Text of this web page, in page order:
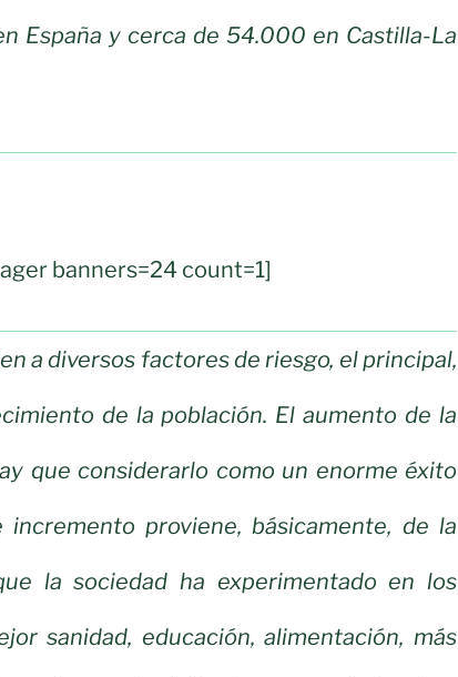
España y cerca de 54.000 en Castilla-La
banners=24 count=1]
a diversos factores de riesgo, el principal,
de la población. El aumento de la
que considerarlo como un enorme éxito
incremento proviene, básicamente, de la
la sociedad ha experimentado en los
sanidad, educación, alimentación, más